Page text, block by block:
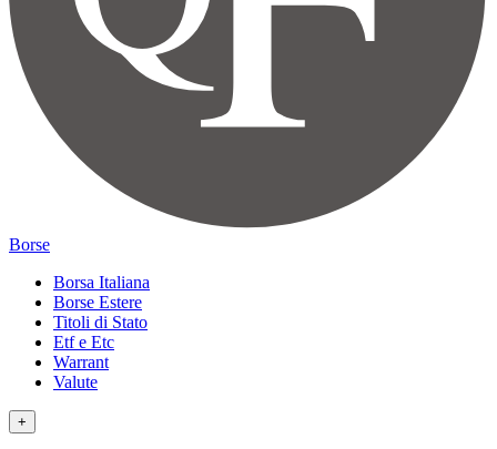
Borse
Borsa Italiana
Borse Estere
Titoli di Stato
Etf e Etc
Warrant
Valute
+